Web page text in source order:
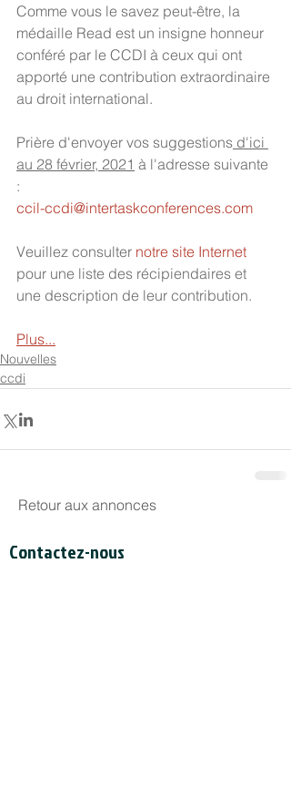
Comme vous le savez peut-être, la
médaille Read est un insigne honneur
conféré par le CCDI à ceux qui ont
apporté une contribution extraordinaire
au droit international.
Prière d'envoyer vos suggestions d'ici
au 28 février, 2021 à l'adresse suivante
:
ccil-ccdi@intertaskconferences.com
Veuillez consulter notre site Internet
pour une liste des récipiendaires et
une description de leur contribution.
Plus...
Nouvelles
ccdi
Retour aux annonces
Contactez-nous